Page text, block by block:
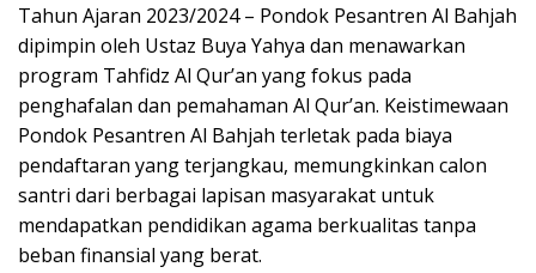
Tahun Ajaran 2023/2024 – Pondok Pesantren Al Bahjah
dipimpin oleh Ustaz Buya Yahya dan menawarkan
program Tahfidz Al Qur’an yang fokus pada
penghafalan dan pemahaman Al Qur’an. Keistimewaan
Pondok Pesantren Al Bahjah terletak pada biaya
pendaftaran yang terjangkau, memungkinkan calon
santri dari berbagai lapisan masyarakat untuk
mendapatkan pendidikan agama berkualitas tanpa
beban finansial yang berat.